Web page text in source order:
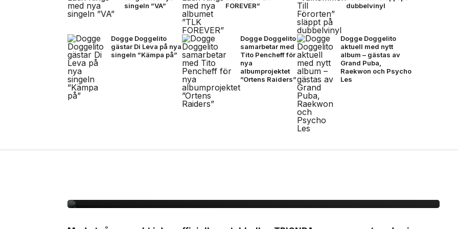
singeln ”VA”
FOREVER”
dubbelvinyl
Dogge Doggelito
gästar Di Leva på nya
singeln ”Kämpa på”
Dogge Doggelito
samarbetar med
Tito Pencheff för
nya
albumprojektet
”Ortens Raiders”
Dogge Doggelito
aktuell med nytt
album – gästas av
Grand Puba,
Raekwon och Psycho
Les